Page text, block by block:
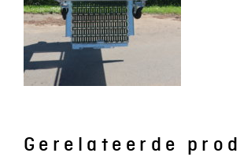
Gerelateerde